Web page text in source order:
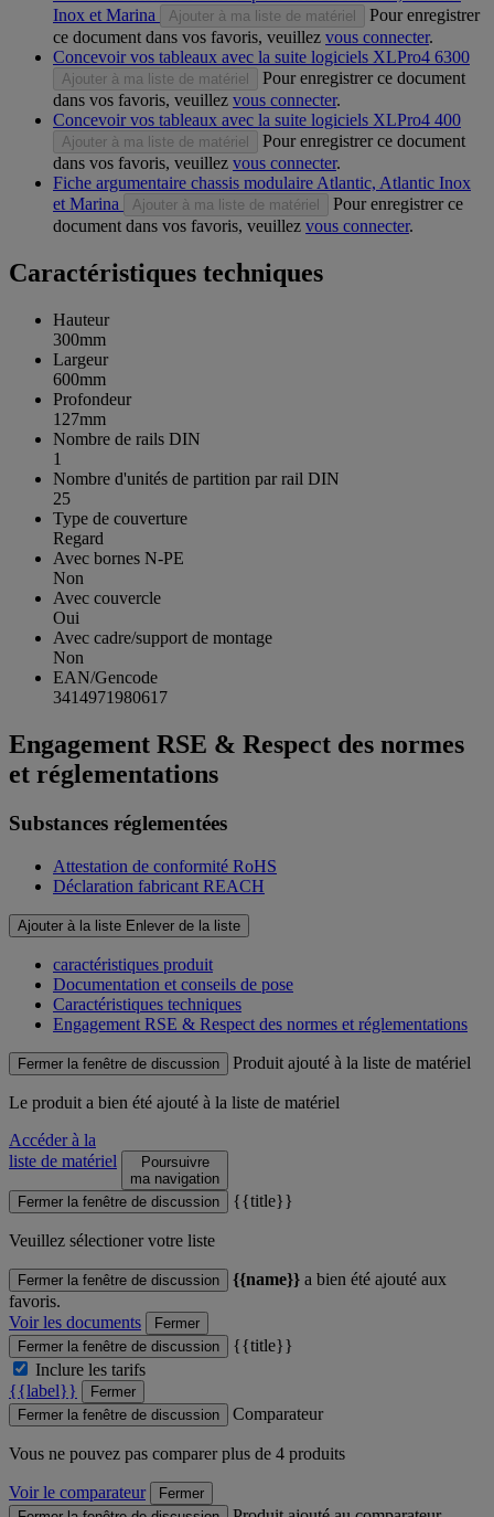
Inox et Marina
Ajouter à ma liste de matériel
Pour enregistrer
ce document dans vos favoris, veuillez vous connecter.
Concevoir vos tableaux avec la suite logiciels XLPro4 6300
Ajouter à ma liste de matériel
Pour enregistrer ce document
dans vos favoris, veuillez vous connecter.
Concevoir vos tableaux avec la suite logiciels XLPro4 400
Ajouter à ma liste de matériel
Pour enregistrer ce document
dans vos favoris, veuillez vous connecter.
Fiche argumentaire chassis modulaire Atlantic, Atlantic Inox
et Marina
Ajouter à ma liste de matériel
Pour enregistrer ce
document dans vos favoris, veuillez vous connecter.
Caractéristiques techniques
Hauteur
300mm
Largeur
600mm
Profondeur
127mm
Nombre de rails DIN
1
Nombre d'unités de partition par rail DIN
25
Type de couverture
Regard
Avec bornes N-PE
Non
Avec couvercle
Oui
Avec cadre/support de montage
Non
EAN/Gencode
3414971980617
Engagement RSE & Respect des normes
et réglementations
Substances réglementées
Attestation de conformité RoHS
Déclaration fabricant REACH
Ajouter à la liste Enlever de la liste
caractéristiques produit
Documentation et conseils de pose
Caractéristiques techniques
Engagement RSE & Respect des normes et réglementations
Fermer la fenêtre de discussion Produit ajouté à la liste de matériel
Le produit a bien été ajouté à la liste de matériel
Accéder à la
liste de matériel
Poursuivre
ma navigation
Fermer la fenêtre de discussion
{{title}}
Veuillez sélectioner votre liste
Fermer la fenêtre de discussion {{name}} a bien été ajouté aux
favoris.
Voir les documents
Fermer
Fermer la fenêtre de discussion
{{title}}
Inclure les tarifs
{{label}}
Fermer
Fermer la fenêtre de discussion
Comparateur
Vous ne pouvez pas comparer plus de 4 produits
Voir le comparateur
Fermer